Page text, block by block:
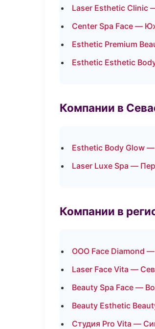
Laser Esthetic Clinic
Center Spa Face —
Esthetic Premium
Esthetic Esthetic
Компании в
Esthetic Body Glow
Laser Luxe Spa —
Компании в
ООО Face Diamond
Laser Face Vita —
Beauty Spa Face —
Beauty Esthetic
Студия Pro Vita —